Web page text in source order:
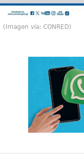
(Imagen vía: CONRED)